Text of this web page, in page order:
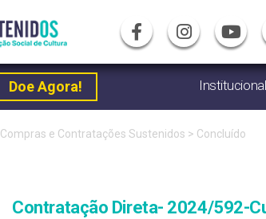
Institucional
Doe Agora!
Compras e Contratações Sustenidos > Concluído
Contratação Direta- 2024/592-